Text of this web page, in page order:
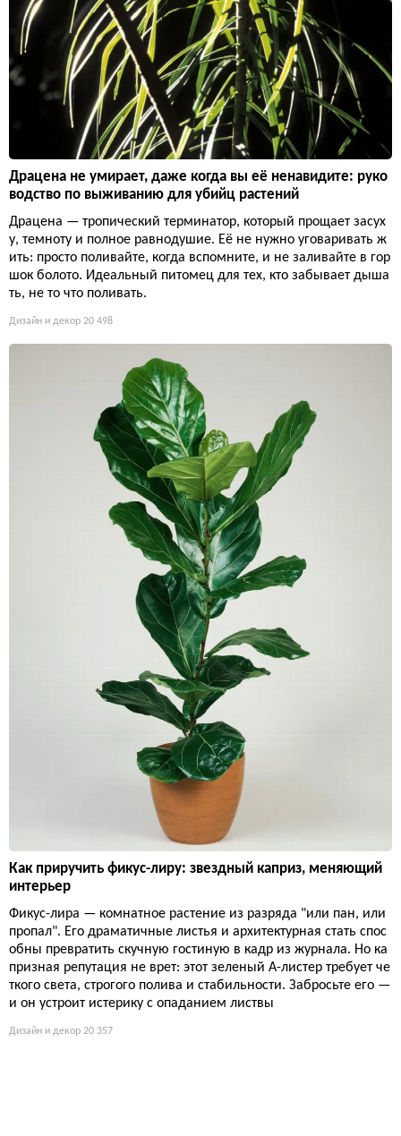
Драцена не умирает, даже когда вы её ненавидите: руко
водство по выживанию для убийц растений
Драцена — тропический терминатор, который прощает засух
у, темноту и полное равнодушие. Её не нужно уговаривать ж
ить: просто поливайте, когда вспомните, и не заливайте в гор
шок болото. Идеальный питомец для тех, кто забывает дыша
ть, не то что поливать.
Дизайн и декор 20 498
Как приручить фикус-лиру: звездный каприз, меняющий
интерьер
Фикус-лира — комнатное растение из разряда "или пан, или
пропал". Его драматичные листья и архитектурная стать спос
обны превратить скучную гостиную в кадр из журнала. Но ка
призная репутация не врет: этот зеленый А-листер требует че
ткого света, строгого полива и стабильности. Забросьте его —
и он устроит истерику с опаданием листвы
Дизайн и декор 20 357